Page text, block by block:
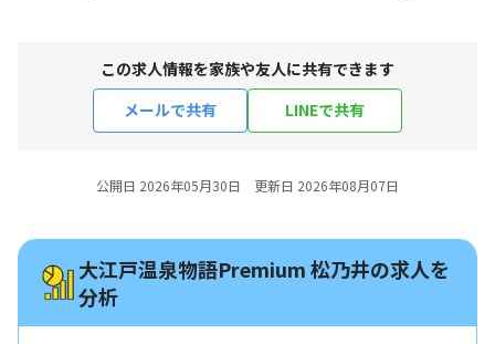
この求人情報を家族や友人に共有できます
メールで共有
LINEで共有
公開日 2026年05月30日 更新日 2026年08月07日
大江戸温泉物語Premium 松乃井の求人を
分析